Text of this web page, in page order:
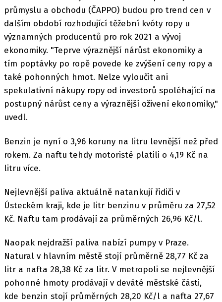
průmyslu a obchodu (ČAPPO) budou pro trend cen v
dalším období rozhodující těžební kvóty ropy u
významných producentů pro rok 2021 a vývoj
ekonomiky. "Teprve výraznější nárůst ekonomiky a
tím poptávky po ropě povede ke zvýšení ceny ropy a
také pohonných hmot. Nelze vyloučit ani
spekulativní nákupy ropy od investorů spoléhající na
postupný nárůst ceny a výraznější oživení ekonomiky,"
uvedl.
Benzin je nyní o 3,96 koruny na litru levnější než před
rokem. Za naftu tehdy motoristé platili o 4,19 Kč na
litru více.
Nejlevnější paliva aktuálně natankují řidiči v
Ústeckém kraji, kde je litr benzinu v průměru za 27,52
Kč. Naftu tam prodávají za průměrných 26,96 Kč/l.
Naopak nejdražší paliva nabízí pumpy v Praze.
Natural v hlavním městě stojí průměrně 28,77 Kč za
litr a nafta 28,38 Kč za litr. V metropoli se nejlevnější
pohonné hmoty prodávají v deváté městské části,
kde benzin stojí průměrných 28,20 Kč/l a nafta 27,67